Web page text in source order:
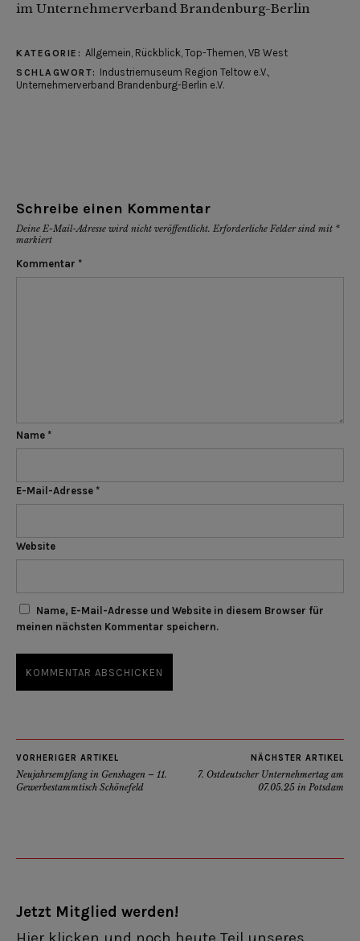
im Unternehmerverband Brandenburg-Berlin
KATEGORIE: Allgemein, Rückblick, Top-Themen, VB West
SCHLAGWORT: Industriemuseum Region Teltow e.V.,
Unternehmerverband Brandenburg-Berlin e.V.
Schreibe einen Kommentar
Deine E-Mail-Adresse wird nicht veröffentlicht. Erforderliche Felder sind mit *
markiert
Kommentar *
Name *
E-Mail-Adresse *
Website
Name, E-Mail-Adresse und Website in diesem Browser für
meinen nächsten Kommentar speichern.
VORHERIGER ARTIKEL
Neujahrsempfang in Genshagen – 11.
Gewerbestammtisch Schönefeld
NÄCHSTER ARTIKEL
7. Ostdeutscher Unternehmertag am
07.05.25 in Potsdam
Jetzt Mitglied werden!